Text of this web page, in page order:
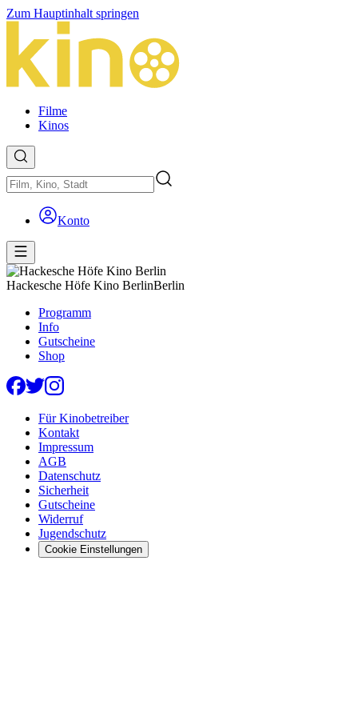
Zum Hauptinhalt springen
Filme
Kinos
Konto
Hackesche Höfe Kino BerlinBerlin
Programm
Info
Gutscheine
Shop
Für Kinobetreiber
Kontakt
Impressum
AGB
Datenschutz
Sicherheit
Gutscheine
Widerruf
Jugendschutz
Cookie Einstellungen